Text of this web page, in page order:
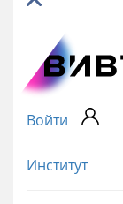
Войти
Институт